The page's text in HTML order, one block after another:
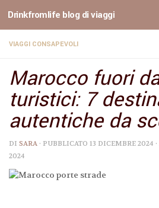
Sotto il contenuto
Drinkfromlife blog di viaggi
VIAGGI CONSAPEVOLI
Marocco fuori
turistici: 7
autentiche da
DI SARA · PUBBLICATO 13 DICEMBRE 2024
2024